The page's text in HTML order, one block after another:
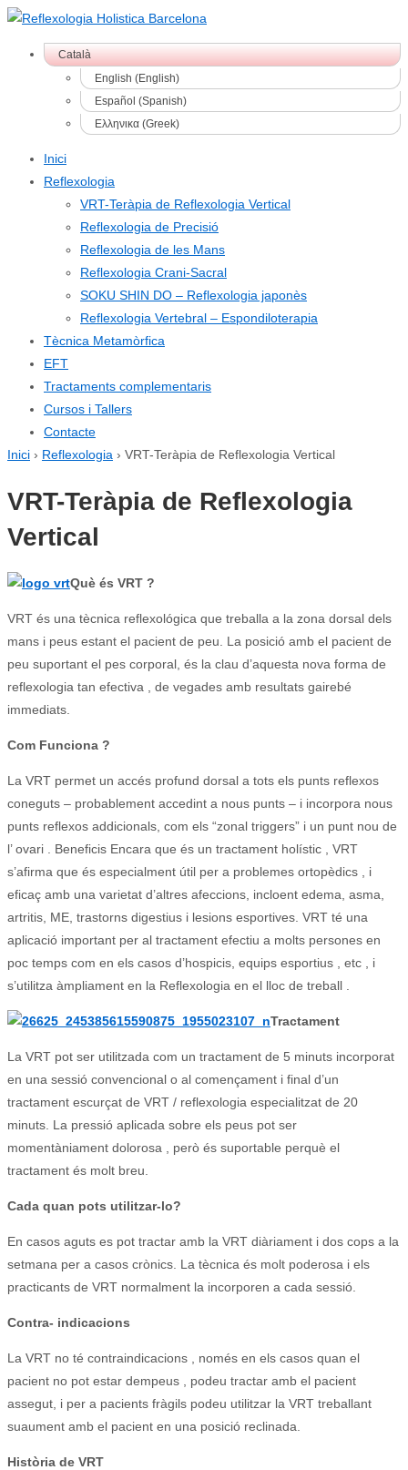
↓
Català
English (English)
Español (Spanish)
Ελληνικα (Greek)
Inici
Reflexologia
VRT-Teràpia de Reflexologia Vertical
Reflexologia de Precisió
Reflexologia de les Mans
Reflexologia Crani-Sacral
SOKU SHIN DO – Reflexologia japonès
Reflexologia Vertebral – Espondiloterapia
Tècnica Metamòrfica
EFT
Tractaments complementaris
Cursos i Tallers
Contacte
Inici › Reflexologia › VRT-Teràpia de Reflexologia Vertical
VRT-Teràpia de Reflexologia
Vertical
Què és VRT ?
VRT és una tècnica reflexológica que treballa a la zona dorsal dels
mans i peus estant el pacient de peu. La posició amb el pacient de
peu suportant el pes corporal, és la clau d’aquesta nova forma de
reflexologia tan efectiva , de vegades amb resultats gairebé
immediats.
Com Funciona ?
La VRT permet un accés profund dorsal a tots els punts reflexos
coneguts – probablement accedint a nous punts – i incorpora nous
punts reflexos addicionals, com els “zonal triggers” i un punt nou de
l’ ovari . Beneficis Encara que és un tractament holístic , VRT
s’afirma que és especialment útil per a problemes ortopèdics , i
eficaç amb una varietat d’altres afeccions, incloent edema, asma,
artritis, ME, trastorns digestius i lesions esportives. VRT té una
aplicació important per al tractament efectiu a molts persones en
poc temps com en els casos d’hospicis, equips esportius , etc , i
s’utilitza àmpliament en la Reflexologia en el lloc de treball .
Tractament
La VRT pot ser utilitzada com un tractament de 5 minuts incorporat
en una sessió convencional o al començament i final d’un
tractament escurçat de VRT / reflexologia especialitzat de 20
minuts. La pressió aplicada sobre els peus pot ser
momentàniament dolorosa , però és suportable perquè el
tractament és molt breu.
Cada quan pots utilitzar-lo?
En casos aguts es pot tractar amb la VRT diàriament i dos cops a la
setmana per a casos crònics. La tècnica és molt poderosa i els
practicants de VRT normalment la incorporen a cada sessió.
Contra- indicacions
La VRT no té contraindicacions , només en els casos quan el
pacient no pot estar dempeus , podeu tractar amb el pacient
assegut, i per a pacients fràgils podeu utilitzar la VRT treballant
suaument amb el pacient en una posició reclinada.
Història de VRT